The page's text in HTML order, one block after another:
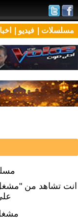
مسلسلات | فيديو |
مسلسل
انت تشاهد من